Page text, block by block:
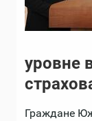
уровне
Граждане